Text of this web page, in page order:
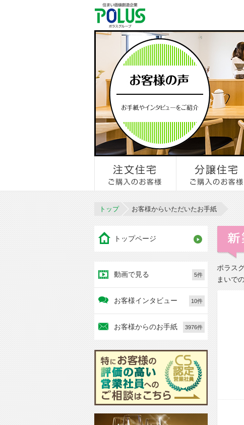
トップ お客様からいただいたお手紙
ポラス
まいで
トップページ
動画で見る 5件
お客様インタビュー 10件
お客様からのお手紙 3976件